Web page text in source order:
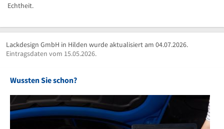
Echtheit.
Lackdesign GmbH in Hilden wurde aktualisiert am 04.07.2026.
Eintragsdaten vom 15.05.2026.
Wussten Sie schon?